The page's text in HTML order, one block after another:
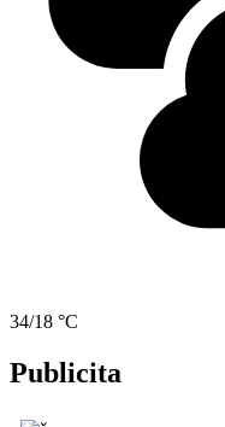
34/18 °C
Publicita